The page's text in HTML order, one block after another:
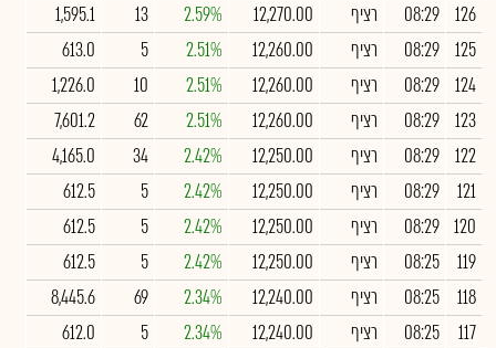
126
08:29 רציף 12,270.00
2.59%
13
1,595.1
125
08:29 רציף 12,260.00
2.51%
5
613.0
124
08:29 רציף 12,260.00
2.51%
10
1,226.0
123
08:29 רציף 12,260.00
2.51%
62
7,601.2
122
08:29 רציף 12,250.00
2.42%
34
4,165.0
121
08:29 רציף 12,250.00
2.42%
5
612.5
120
08:29 רציף 12,250.00
2.42%
5
612.5
119
08:25 רציף 12,250.00
2.42%
5
612.5
118
08:25 רציף 12,240.00
2.34%
69
8,445.6
117
08:25 רציף 12,240.00
2.34%
5
612.0